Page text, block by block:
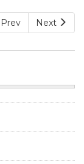
Prev Next